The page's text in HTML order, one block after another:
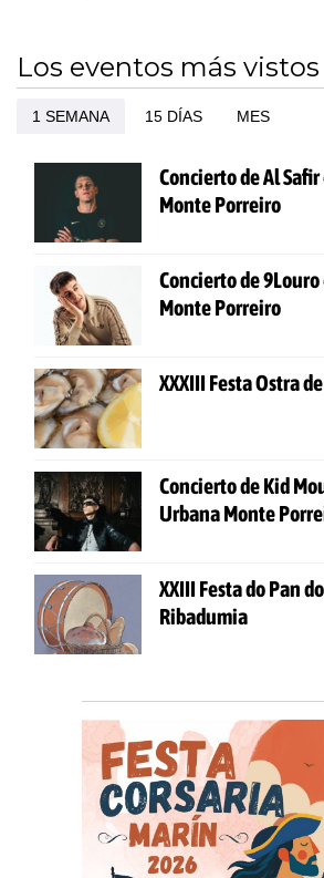
Los eventos más vistos
1 SEMANA 15 DÍAS MES
Concierto de Al
Monte Porreiro
Concierto de
Monte Porreiro
XXXIII Festa Ostra
Concierto de Kid
Urbana Monte
XXIII Festa do Pan
Ribadumia